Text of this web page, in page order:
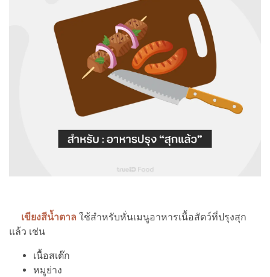
เขียงสีน้ำตาล ใช้สำหรับหั่นเมนูอาหารเนื้อสัตว์ที่ปรุงสุก
แล้ว เช่น
เนื้อสเต๊ก
หมูย่าง